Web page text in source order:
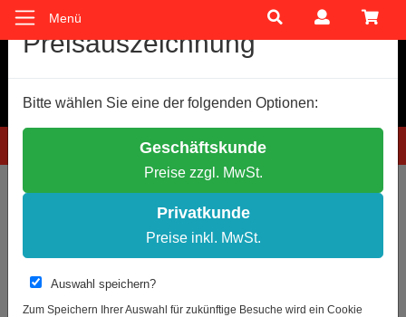
Hotline: 0781 9399888-60
Menü
Sie sind hier:
Artikel 4 von 18
Dreikantschlüssel für Kipp-Pfosten
Cookie-Einstellungen
Wir verwenden Cookies, um Ihnen ein optimales
Einige Cookies sind technisch notwendig, andere dienen zu
anonymen Statistikzwecken.
Entscheiden Sie bitte selbst, welche Cookies Sie akzeptieren.
Notwendige Cookies erlauben
Weitere Infos
Datenschutz Impressum
Preisauszeichnung
Bitte wählen Sie eine der folgenden Optionen:
Geschäftskunde
Preise zzgl. MwSt.
Privatkunde
Preise inkl. MwSt.
Auswahl speichern?
Zum Speichern Ihrer Auswahl für zukünftige Besuche wird ein Cookie